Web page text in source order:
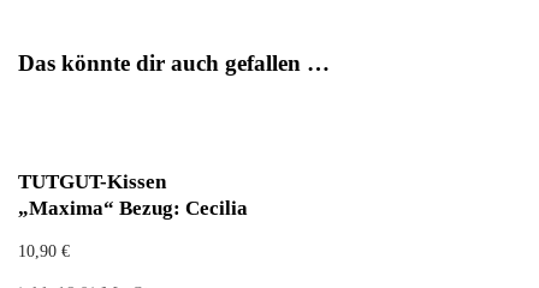
Das könnte dir auch gefallen …
TUTGUT-Kissen
„Maxima“ Bezug: Cecilia
10,90 €